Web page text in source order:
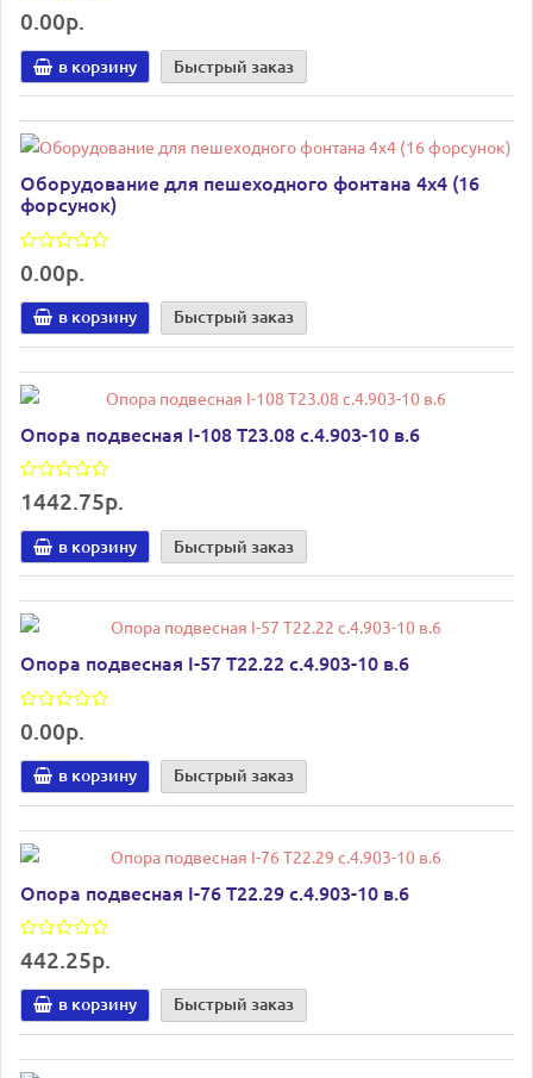
0.00р.
в корзину Быстрый заказ
Оборудование для пешеходного фонтана 4х4 (16
форсунок)
0.00р.
в корзину Быстрый заказ
Опора подвесная I-108 Т23.08 с.4.903-10 в.6
1442.75р.
в корзину Быстрый заказ
Опора подвесная I-57 Т22.22 с.4.903-10 в.6
0.00р.
в корзину Быстрый заказ
Опора подвесная I-76 Т22.29 с.4.903-10 в.6
442.25р.
в корзину Быстрый заказ